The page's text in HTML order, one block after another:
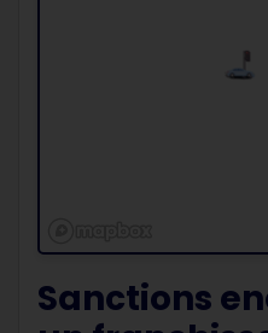
Sanctions